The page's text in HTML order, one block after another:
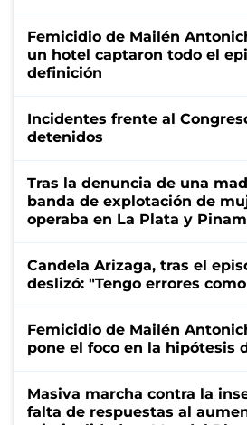
Femicidio de Mailén
un hotel captaron todo el
definición
Incidentes frente al
detenidos
Tras la denuncia de una
banda de explotación de
operaba en La Plata y
Candela Arizaga, tras el
deslizó: "Tengo errores
Femicidio de Mailén
pone el foco en la hipótesis
Masiva marcha contra la
falta de respuestas al